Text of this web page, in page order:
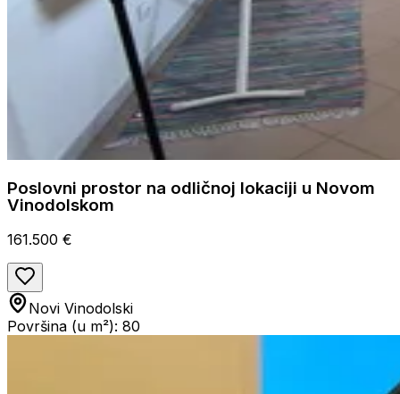
Poslovni prostor na odličnoj lokaciji u Novom
Vinodolskom
161.500 €
Novi Vinodolski
Površina (u m²): 80